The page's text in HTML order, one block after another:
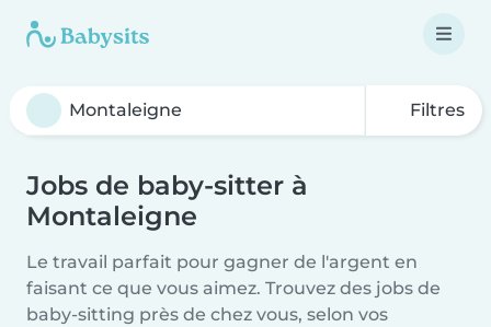
Filtres
Jobs de baby-sitter à
Montaleigne
Le travail parfait pour gagner de l'argent en
faisant ce que vous aimez. Trouvez des jobs de
baby-sitting près de chez vous, selon vos